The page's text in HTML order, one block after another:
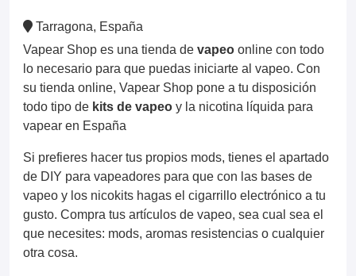
Tarragona, España
Vapear Shop es una tienda de vapeo online con todo
lo necesario para que puedas iniciarte al vapeo. Con
su tienda online, Vapear Shop pone a tu disposición
todo tipo de kits de vapeo y la nicotina líquida para
vapear en España
Si prefieres hacer tus propios mods, tienes el apartado
de DIY para vapeadores para que con las bases de
vapeo y los nicokits hagas el cigarrillo electrónico a tu
gusto. Compra tus artículos de vapeo, sea cual sea el
que necesites: mods, aromas resistencias o cualquier
otra cosa.